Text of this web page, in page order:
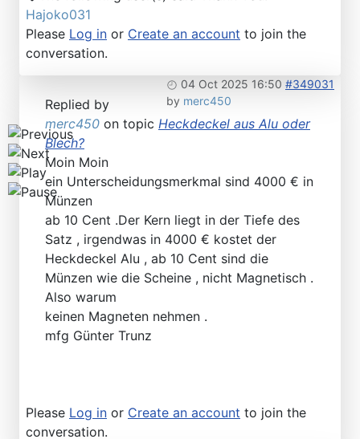
Hajoko031
Please Log in or Create an account to join the
conversation.
04 Oct 2025 16:50 #349031
by merc450
Replied by
merc450 on topic Heckdeckel aus Alu oder
Blech?
Moin Moin
ein Unterscheidungsmerkmal sind 4000 € in
Münzen
ab 10 Cent .Der Kern liegt in der Tiefe des
Satz , irgendwas in 4000 € kostet der
Heckdeckel Alu , ab 10 Cent sind die
Münzen wie die Scheine , nicht Magnetisch .
Also warum
keinen Magneten nehmen .
mfg Günter Trunz
Please Log in or Create an account to join the
conversation.